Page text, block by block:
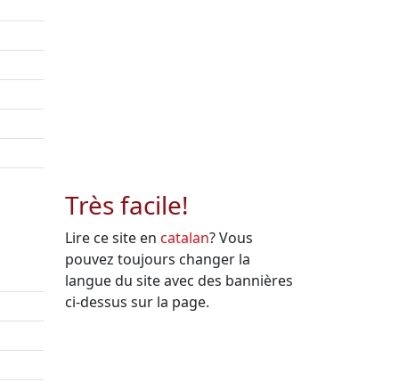
Très facile!
Lire ce site en catalan? Vous
pouvez toujours changer la
langue du site avec des bannières
ci-dessus sur la page.